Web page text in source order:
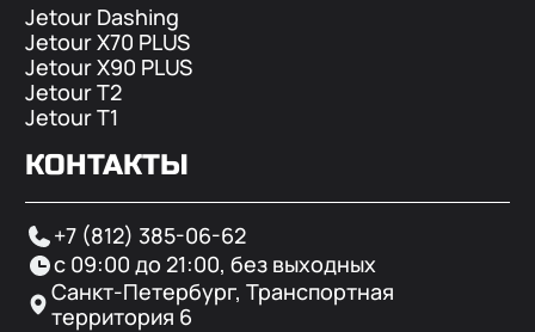
Jetour Dashing
Jetour X70 PLUS
Jetour X90 PLUS
Jetour T2
Jetour T1
КОНТАКТЫ
+7 (812) 385-06-62
с 09:00 до 21:00, без выходных
Санкт-Петербург, Транспортная
территория 6